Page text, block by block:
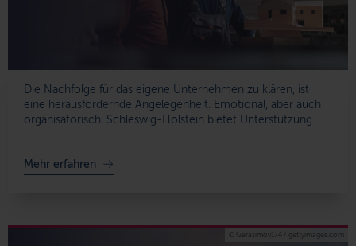
Die Nachfolge für das eigene Unternehmen zu klären, ist
eine herausfordernde Angelegenheit. Emotional, aber auch
organisatorisch. Schleswig-Holstein bietet Unterstützung.
Mehr erfahren
© Gerasimov174 / gettyimages.com